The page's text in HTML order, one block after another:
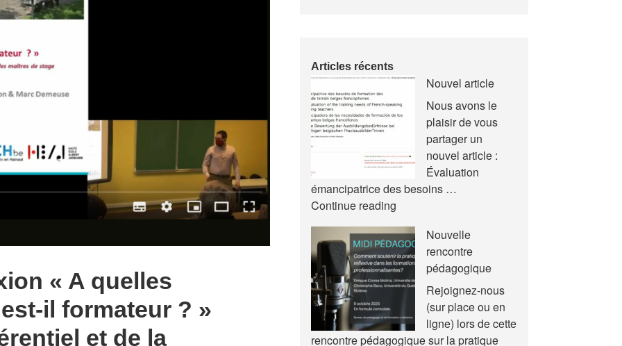
« A quelles
il formateur ? »
et de la
Articles récents
Nouvel article
Nous avons le
plaisir de vous
partager un
nouvel article :
Évaluation
émancipatrice des besoins …
Continue reading
Nouvelle
rencontre
pédagogique
Rejoignez-nous
(sur place ou en
ligne) lors de cette
rencontre pédagogique sur la pratique